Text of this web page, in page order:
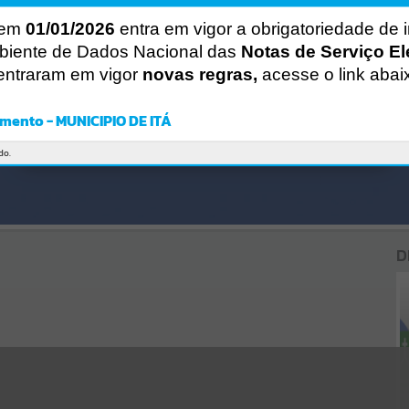
01/01/2026 entra em vigor a obrigatoriedade de
de Dados Nacional das Notas de Serviço
em vigor novas regras, acesse o link
- MUNICIPIO DE ITÁ
CÓDIGO DA MENSAGEM: EST-000040
Ocorreu um erro de script:
Uncaught SyntaxError: Unexpected token '('
https://ita.atende.net/cidadao/noticia/static/bundle/wpo_index_2_b
ase_l2_portal_editores_sync_e14c26d9c225f7e6839456cea306af19.js
Verificar Mais Detalhes